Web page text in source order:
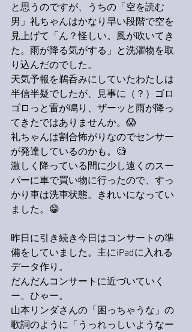
と思うのですが、うちの「空を読む
男」礼ちゃんはかなり早い段階で空を
見上げて「ん？怪しい。風が吹いてき
た。雨が降る気がする」と洗濯物を取
り込んだのでした。
天気予報を鵜呑みにしていたわたしは
半信半疑でしたが、見事に（？）ゴロ
ゴロっと雷が鳴り、ザーッと雨が降っ
てきたではありませんか。😱
礼ちゃんは割合怖がりなのでセンサー
が発達しているのかも。🧐
激しく降っている間に少し遠くのスー
パーに車で買い物に行ったので、すっ
かり車は洗車状態。きれいになってい
ました。😁
昨日に引き続き今日はコンサートの準
備をしていました。主にiPadに入れる
データ作り。
だんだんコンサートに近づいていく
ー。ひゃー。
山本リンダさんの「困っちゃうな」の
歌詞のように「うっれっしいようなー